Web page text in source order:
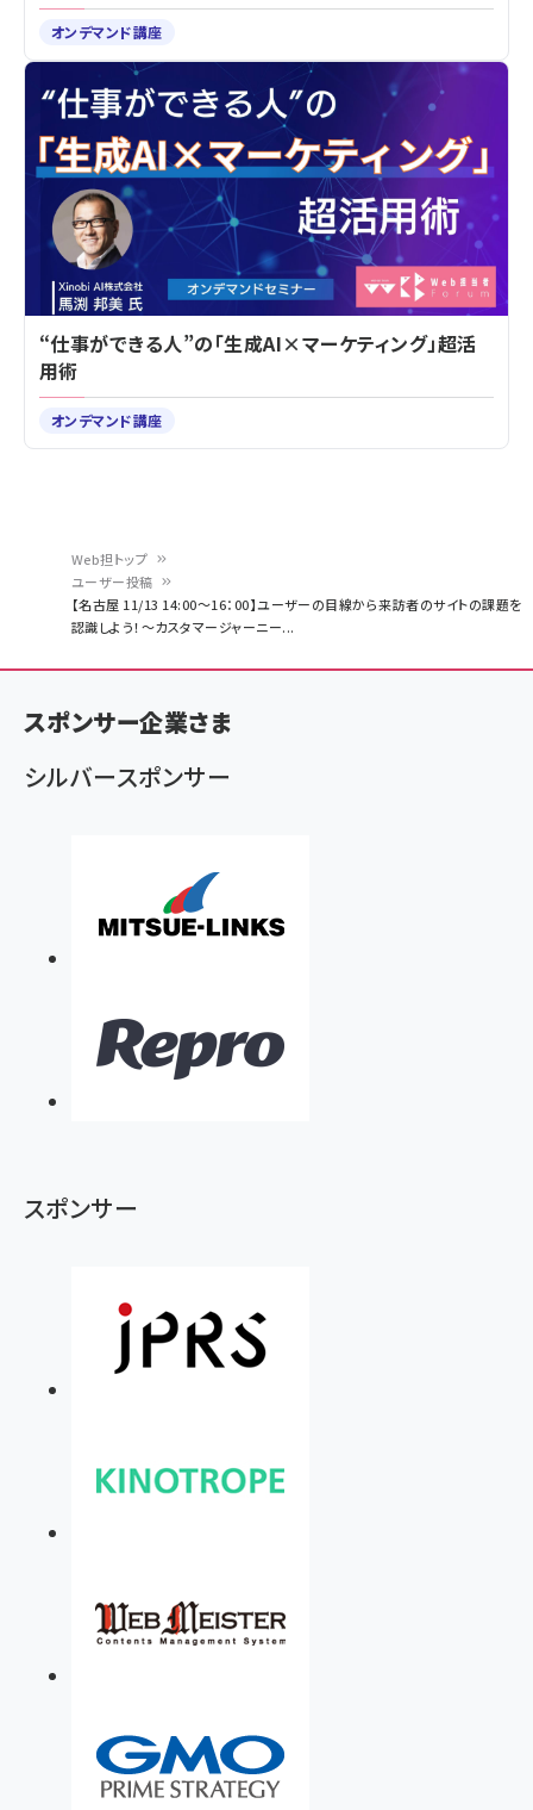
く
ず
Web担トップ
ユーザー投稿
【名古屋 11/13 14:00～16：00】ユーザーの目線から来訪者のサイトの課題を
認識しよう！～カスタマージャーニー...
オンデマンド講座
“仕事ができる人”の「生成AI×マーケティング」超活
用術
オンデマンド講座
スポンサー企業さま
シルバースポンサー
スポンサー